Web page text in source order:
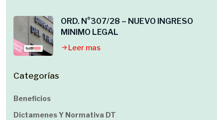
ORD. N°307/28 – NUEVO INGRESO
MINIMO LEGAL
Leer mas
Categorías
Beneficios
Dictamenes Y Normativa DT